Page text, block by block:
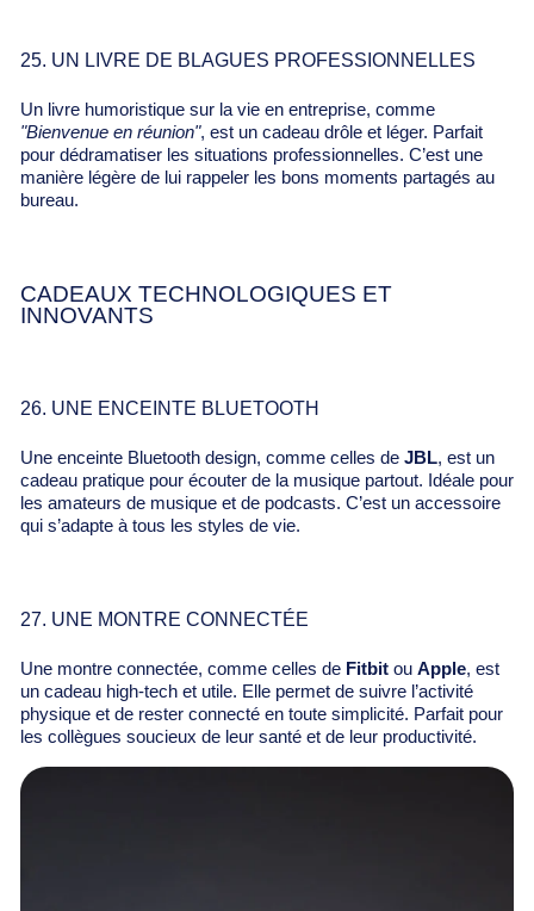
25. UN LIVRE DE BLAGUES PROFESSIONNELLES
Un livre humoristique sur la vie en entreprise, comme
"Bienvenue en réunion", est un cadeau drôle et léger. Parfait
pour dédramatiser les situations professionnelles. C’est une
manière légère de lui rappeler les bons moments partagés au
bureau.
CADEAUX TECHNOLOGIQUES ET
INNOVANTS
26. UNE ENCEINTE BLUETOOTH
Une enceinte Bluetooth design, comme celles de JBL, est un
cadeau pratique pour écouter de la musique partout. Idéale pour
les amateurs de musique et de podcasts. C’est un accessoire
qui s’adapte à tous les styles de vie.
27. UNE MONTRE CONNECTÉE
Une montre connectée, comme celles de Fitbit ou Apple, est
un cadeau high-tech et utile. Elle permet de suivre l’activité
physique et de rester connecté en toute simplicité. Parfait pour
les collègues soucieux de leur santé et de leur productivité.